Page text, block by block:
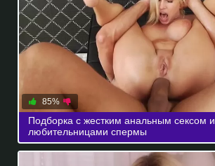
85%
Подборка с жестким анальным сексом и
любительницами спермы